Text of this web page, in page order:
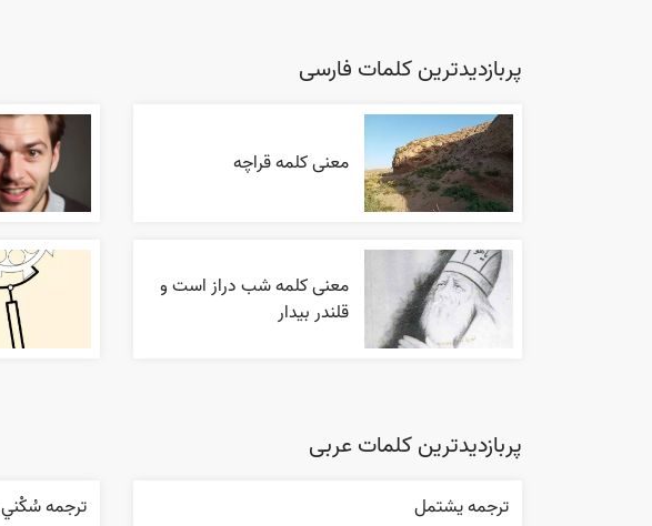
پربازدیدترین کلمات فارسی
معنی کلمه قراچه
معنی کلمه شب دراز است و
قلندر بیدار
پربازدیدترین کلمات عربی
ترجمه يشتمل ترجمه سُکْني